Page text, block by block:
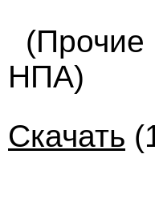
(Прочие
НПА)
Скачать